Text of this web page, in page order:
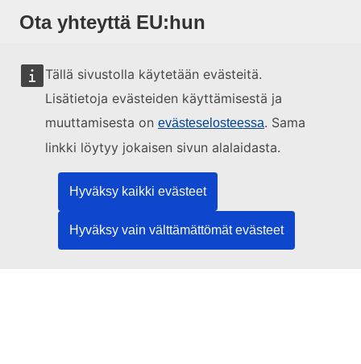
Tällä sivustolla käytetään evästeitä.
Lisätietoja evästeiden käyttämisestä ja
muuttamisesta on evästeselosteessa. Sama
linkki löytyy jokaisen sivun alalaidasta.
Hyväksy kaikki evästeet
Hyväksy vain välttämättömät evästeet
Ota yhteyttä EU:hun
Soita numeroon 00 800 6 7 8 9 10 11
Käytä muita soittomahdollisuuksia
Sosiaalinen media
EU sosiaalisessa mediassa